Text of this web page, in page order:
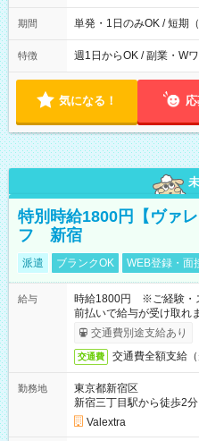
間は 試験により異なり
期間 単発・1日のみOK / 短期
特徴 週1日からOK / 副業・W
気になる！
特別時給1800円【ヴァ
フ 新宿
派遣 ブランクOK WEB登録・面
給与
時給1800円 ※ご経験・
前払いで給与が受け取れ
交通費別途支給あり
交通費 交通費全額支給（
勤務地
東京都新宿区
新宿三丁目駅から徒歩2分
Valextra